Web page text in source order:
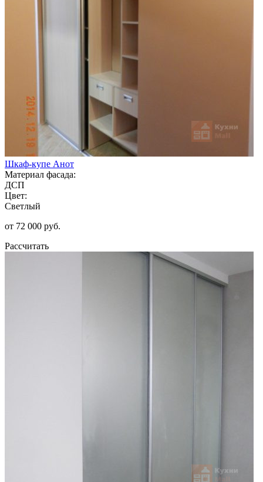
Шкаф-купе Анот
Материал фасада:
ДСП
Цвет:
Светлый
от 72 000 руб.
Рассчитать